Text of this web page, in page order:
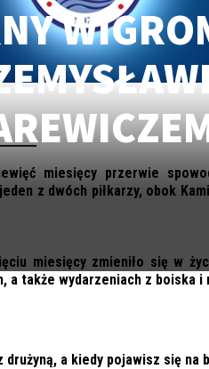
miesięcy przerwie
z dwóch piłkarzy, obok
miesięcy zmieniło się w
a także wydarzeniach z boiska
a kiedy pojawisz się na